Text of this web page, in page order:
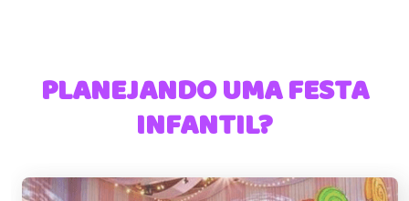
PLANEJANDO UMA FESTA
INFANTIL?